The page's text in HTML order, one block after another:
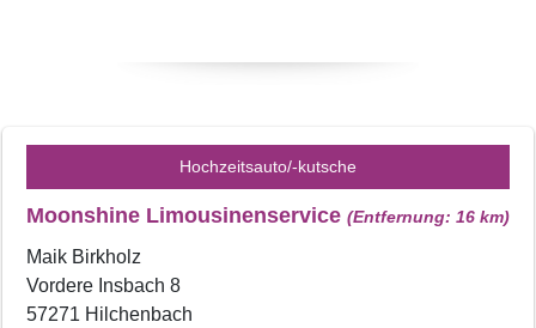
Hochzeitsauto/-kutsche
Moonshine Limousinenservice (Entfernung: 16 km)
Maik Birkholz
Vordere Insbach 8
57271 Hilchenbach